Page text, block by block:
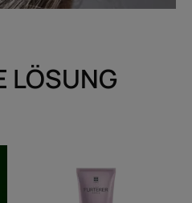
LÖSUNG
Balsam